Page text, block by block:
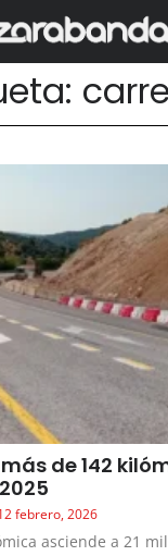
de 142
febrero, 2026
asciende a 21